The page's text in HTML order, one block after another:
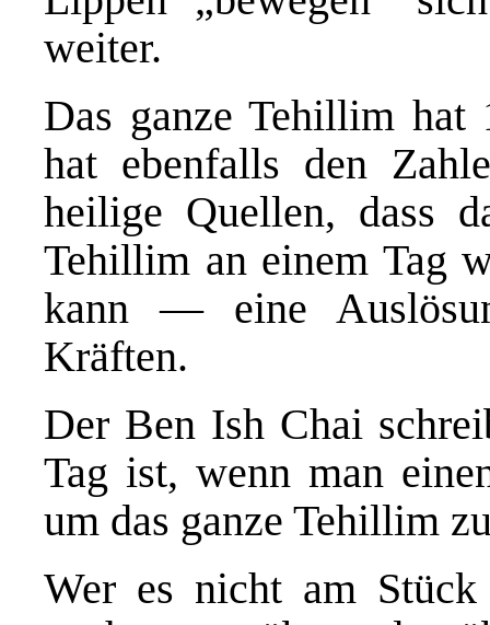
weiter.
Das ganze Tehillim
hat ebenfalls den
heilige Quellen, dass
Tehillim an einem Tag
kann — eine
Kräften.
Der Ben Ish Chai
Tag ist, wenn man
um das ganze Tehillim
Wer es nicht am